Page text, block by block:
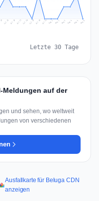
Jul 25 Jul 26 Jul 27 Jul 28 Jul 29 Jul 30 Jul 31 Aug 1 Aug 2 Aug 3 Aug 4 Aug 5 Aug 6
Letzte 30 Tage
Meldungen auf der
und sehen, wo weltweit
von verschiedenen
Ausfallkarte für Beluga CDN
anzeigen